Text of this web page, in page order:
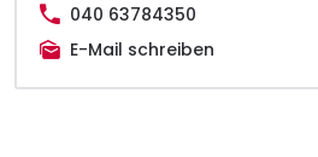
040 63784350
E-Mail schreiben